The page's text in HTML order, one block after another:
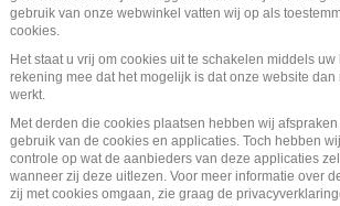
gebruik van onze webwinkel vatten wij op als
cookies.
Het staat u vrij om cookies uit te schakelen middels uw
rekening mee dat het mogelijk is dat onze website dan
werkt.
Met derden die cookies plaatsen hebben wij
gebruik van de cookies en applicaties. Toch hebben
controle op wat de aanbieders van deze applicaties
wanneer zij deze uitlezen. Voor meer informatie over
zij met cookies omgaan, zie graag de